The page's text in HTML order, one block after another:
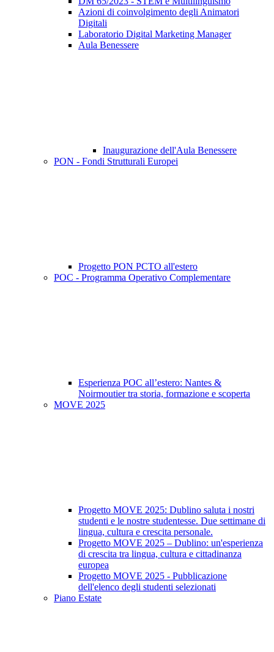
Azioni di coinvolgimento degli Animatori
Digitali
Laboratorio Digital Marketing Manager
Aula Benessere
Inaugurazione dell'Aula Benessere
PON - Fondi Strutturali Europei
Progetto PON PCTO all'estero
POC - Programma Operativo Complementare
Esperienza POC all’estero: Nantes &
Noirmoutier tra storia, formazione e scoperta
MOVE 2025
Progetto MOVE 2025: Dublino saluta i nostri
studenti e le nostre studentesse. Due settimane di
lingua, cultura e crescita personale.
Progetto MOVE 2025 – Dublino: un'esperienza
di crescita tra lingua, cultura e cittadinanza
europea
Progetto MOVE 2025 - Pubblicazione
dell'elenco degli studenti selezionati
Piano Estate